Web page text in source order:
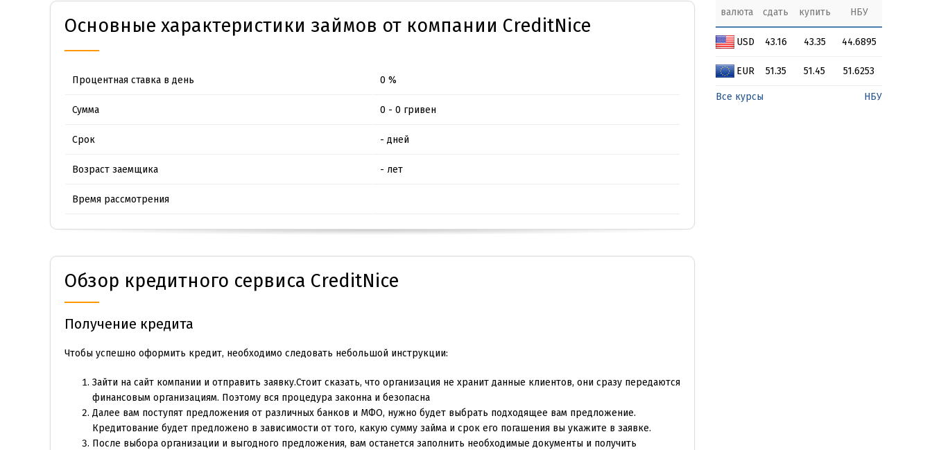
Основные характеристики займов от компании CreditNice
Процентная ставка в день 0 %
Сумма 0 - 0 гривен
Срок - дней
Возраст заемщика - лет
Время рассмотрения
Обзор кредитного сервиса CreditNice
Получение кредита
Чтобы успешно оформить кредит, необходимо следовать небольшой инструкции:
Зайти на сайт компании и отправить заявку.Стоит сказать, что организация не хранит данные клиентов, они сразу передаются
финансовым организациям. Поэтому вся процедура законна и безопасна
Далее вам поступят предложения от различных банков и МФО, нужно будет выбрать подходящее вам предложение.
Кредитование будет предложено в зависимости от того, какую сумму займа и срок его погашения вы укажите в заявке.
После выбора организации и выгодного предложения, вам останется заполнить необходимые документы и получить
валюта сдать купить НБУ
USD 43.16 43.35 44.6895
EUR 51.35 51.45 51.6253
Все курсы НБУ